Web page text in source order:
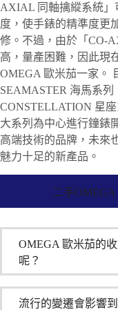
AXIAL 同軸擒縱系統」
度，使手錶的精準度更
修。不過，由於「CO-
高，量產困難，因此現
OMEGA 歐米茄一家。
SEAMASTER 海馬系列
CONSTELLATION 星
大系列為中心進行鐘錶
高端技術的品牌，未來
魅力十足的新產品。
二手
OMEGA 歐米茄的
呢？
流行的變遷會影響